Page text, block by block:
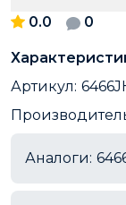
0.0 0
Артикул:
Аналоги: